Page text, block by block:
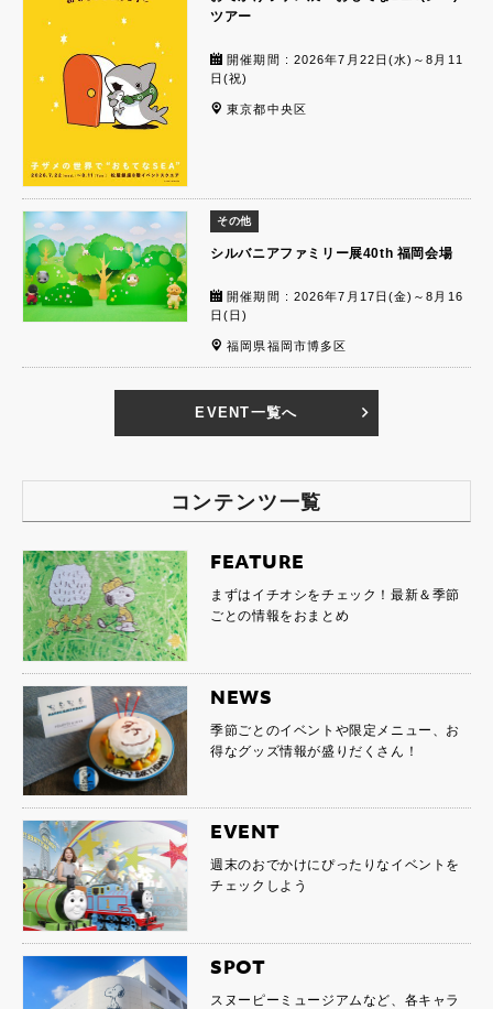
ツアー
開催期間 : 2026年7月22日(水)～8月11
日(祝)
東京都中央区
その他
シルバニアファミリー展40th 福岡会場
開催期間 : 2026年7月17日(金)～8月16
日(日)
福岡県福岡市博多区
EVENT一覧へ
コンテンツ一覧
FEATURE
まずはイチオシをチェック！最新＆季節
ごとの情報をおまとめ
NEWS
季節ごとのイベントや限定メニュー、お
得なグッズ情報が盛りだくさん！
EVENT
週末のおでかけにぴったりなイベントを
チェックしよう
SPOT
スヌーピーミュージアムなど、各キャラ